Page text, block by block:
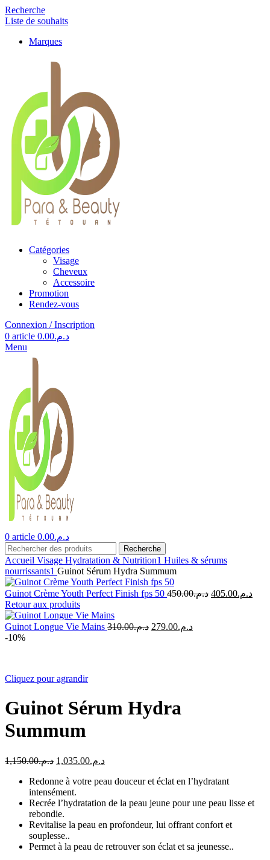
Recherche
Liste de souhaits
Marques
Catégories
Visage
Cheveux
Accessoire
Promotion
Rendez-vous
Connexion / Inscription
0 article د.م.0.00
Menu
0 article د.م.0.00
Recherche
Accueil Visage Hydratation & Nutrition1 Huiles & sérums
nourrissants1 Guinot Sérum Hydra Summum
Guinot Crème Youth Perfect Finish fps 50 د.م.450.00
Le
د.م.405.00
Le
Retour aux produits
Guinot Longue Vie Mains د.م.310.00
Le
د.م.279.00
Le
-10%
Cliquez pour agrandir
Guinot Sérum Hydra
Summum
د.م.1,150.00
Le
initial
était :
د.م.1,150.00.
د.م.1,035.00
Le
actuel
د.م.1,035.00.
Redonne à votre peau douceur et éclat en l’hydratant
intensément.
Recrée l’hydratation de la peau jeune pour une peau lisse et
rebondie.
Revitalise la peau en profondeur, lui offrant confort et
souplesse..
Permet à la peau de retrouver son éclat et sa jeunesse..